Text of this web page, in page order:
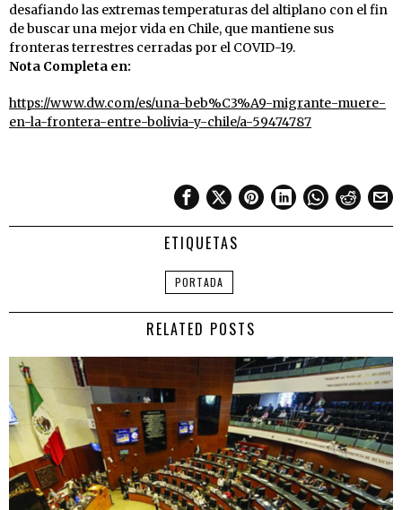
desafiando las extremas temperaturas del altiplano con el fin
de buscar una mejor vida en Chile, que mantiene sus
fronteras terrestres cerradas por el COVID-19.
Nota Completa en:
https://www.dw.com/es/una-beb%C3%A9-migrante-muere-
en-la-frontera-entre-bolivia-y-chile/a-59474787
ETIQUETAS
PORTADA
RELATED POSTS